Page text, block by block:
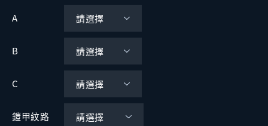
A
B
C
鎧甲紋路